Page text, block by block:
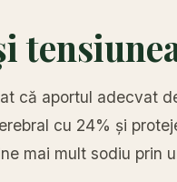
că aportul adecvat
cu 24% și
mai mult sodiu prin